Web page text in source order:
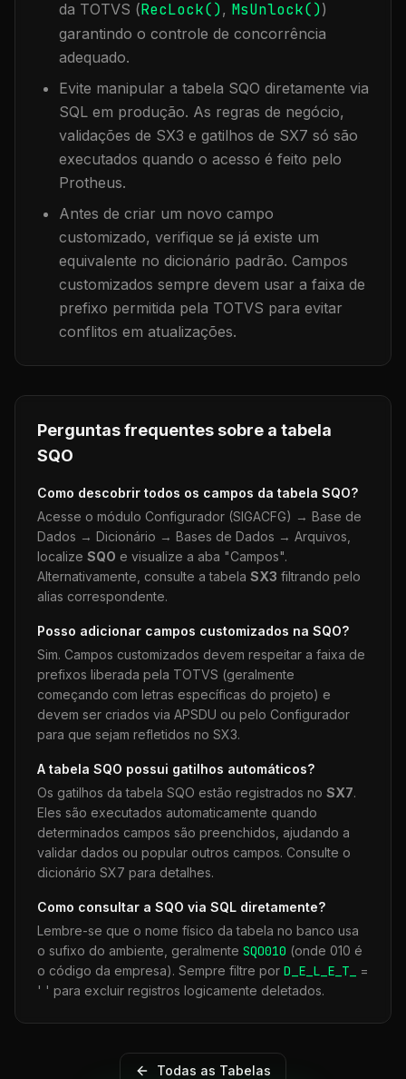
da TOTVS (RecLock(), MsUnlock())
garantindo o controle de concorrência
adequado.
Evite manipular a tabela SQO diretamente via
SQL em produção. As regras de negócio,
validações de SX3 e gatilhos de SX7 só são
executados quando o acesso é feito pelo
Protheus.
Antes de criar um novo campo
customizado, verifique se já existe um
equivalente no dicionário padrão. Campos
customizados sempre devem usar a faixa de
prefixo permitida pela TOTVS para evitar
conflitos em atualizações.
Perguntas frequentes sobre a tabela
SQO
Como descobrir todos os campos da tabela SQO?
Acesse o módulo Configurador (SIGACFG) → Base de
Dados → Dicionário → Bases de Dados → Arquivos,
localize SQO e visualize a aba "Campos".
Alternativamente, consulte a tabela SX3 filtrando pelo
alias correspondente.
Posso adicionar campos customizados na SQO?
Sim. Campos customizados devem respeitar a faixa de
prefixos liberada pela TOTVS (geralmente
começando com letras específicas do projeto) e
devem ser criados via APSDU ou pelo Configurador
para que sejam refletidos no SX3.
A tabela SQO possui gatilhos automáticos?
Os gatilhos da tabela SQO estão registrados no SX7.
Eles são executados automaticamente quando
determinados campos são preenchidos, ajudando a
validar dados ou popular outros campos. Consulte o
dicionário SX7 para detalhes.
Como consultar a SQO via SQL diretamente?
Lembre-se que o nome físico da tabela no banco usa
o sufixo do ambiente, geralmente SQO010 (onde 010 é
o código da empresa). Sempre filtre por D_E_L_E_T_
=
' ' para excluir registros logicamente deletados.
Todas as Tabelas